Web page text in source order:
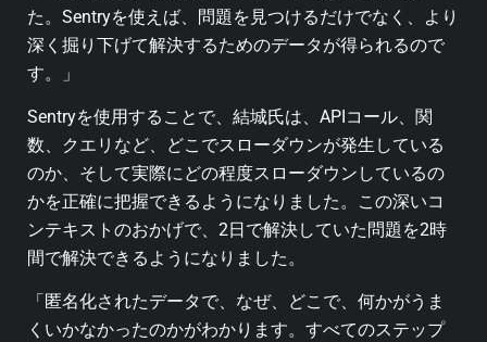
た。Sentryを使えば、問題を見つけるだけでなく、より
深く掘り下げて解決するためのデータが得られるので
す。」
Sentryを使用することで、結城氏は、APIコール、関
数、クエリなど、どこでスローダウンが発生している
のか、そして実際にどの程度スローダウンしているの
かを正確に把握できるようになりました。この深いコ
ンテキストのおかげで、2日で解決していた問題を2時
間で解決できるようになりました。
「匿名化されたデータで、なぜ、どこで、何かがうま
くいかなかったのかがわかります。すべてのステップ